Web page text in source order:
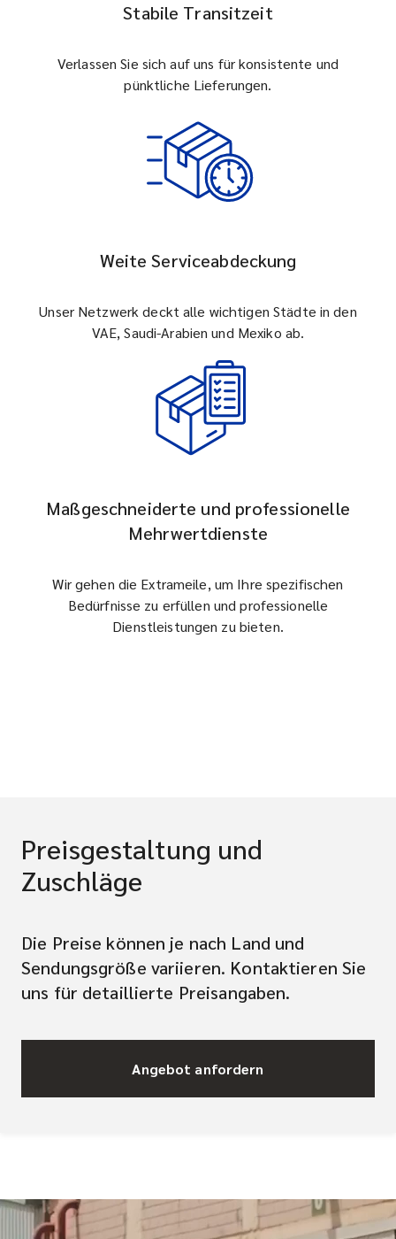
Stabile Transitzeit
Verlassen Sie sich auf uns für konsistente und
pünktliche Lieferungen.
Weite Serviceabdeckung
Unser Netzwerk deckt alle wichtigen Städte in den
VAE, Saudi-Arabien und Mexiko ab.
Maßgeschneiderte und professionelle
Mehrwertdienste
Wir gehen die Extrameile, um Ihre spezifischen
Bedürfnisse zu erfüllen und professionelle
Dienstleistungen zu bieten.
Preisgestaltung und
Zuschläge
Die Preise können je nach Land und
Sendungsgröße variieren. Kontaktieren Sie
uns für detaillierte Preisangaben.
Angebot anfordern